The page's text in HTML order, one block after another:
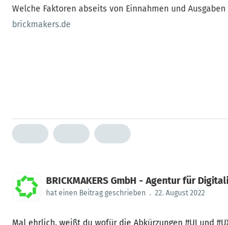
Welche Faktoren abseits von Einnahmen und
brickmakers.de
BRICKMAKERS GmbH - Agentur für
hat einen Beitrag geschrieben . 22. August 2022
Mal ehrlich, weißt du wofür die Abkürzungen #UI und